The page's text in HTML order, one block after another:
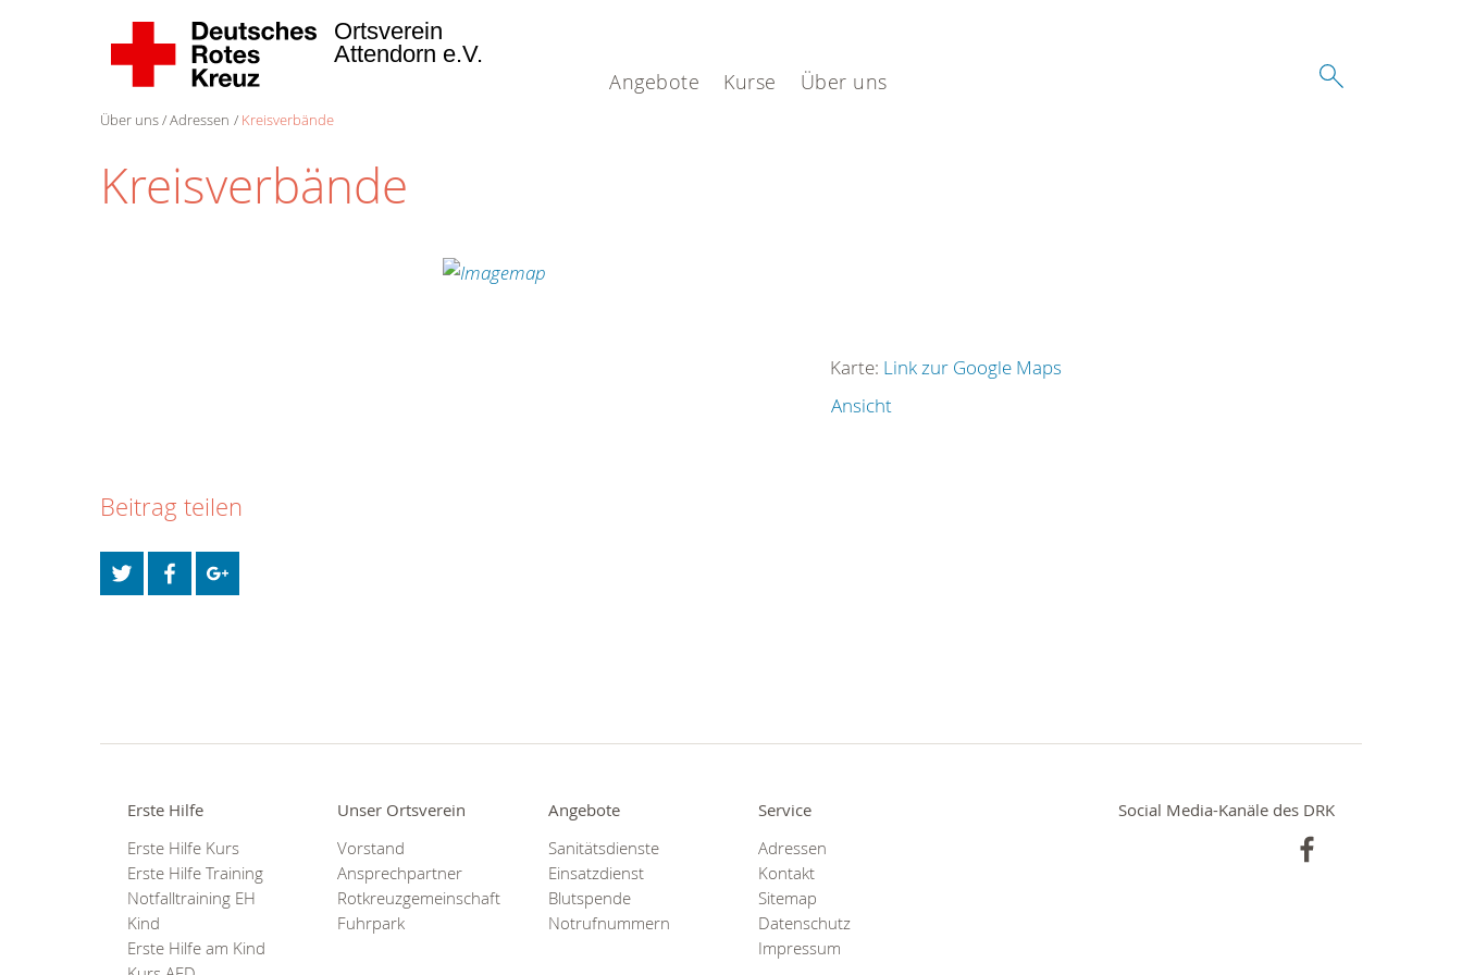
Angebote Kurse Über uns
Ortsverein
Attendorn e.V.
Über uns Adressen Kreisverbände
Kreisverbände
Karte: Link zur Google Maps
Ansicht
Beitrag teilen
Erste Hilfe
Erste Hilfe Kurs
Erste Hilfe Training
Notfalltraining EH
Kind
Erste Hilfe am Kind
Unser Ortsverein
Vorstand
Ansprechpartner
Rotkreuzgemeinschaft
Fuhrpark
Angebote
Sanitätsdienste
Einsatzdienst
Blutspende
Notrufnummern
Service
Adressen
Kontakt
Sitemap
Datenschutz
Impressum
Social Media-Kanäle des DRK